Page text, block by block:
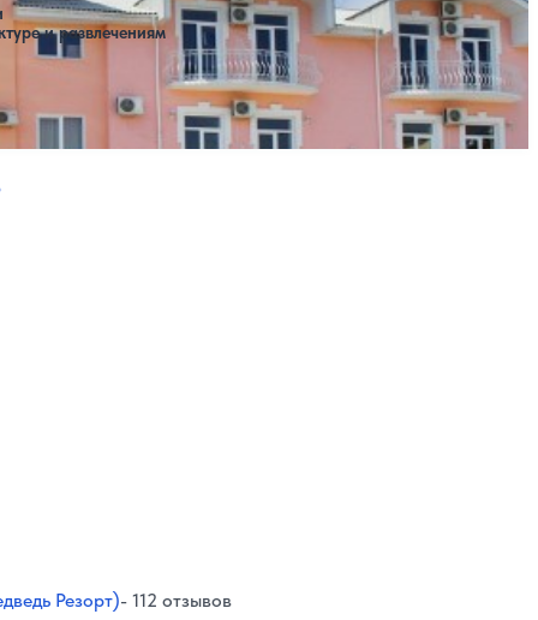
и развлечениям
Расстояние до пляжа: 500 метров.
страницастраница
Резорт)- 112 отзывов